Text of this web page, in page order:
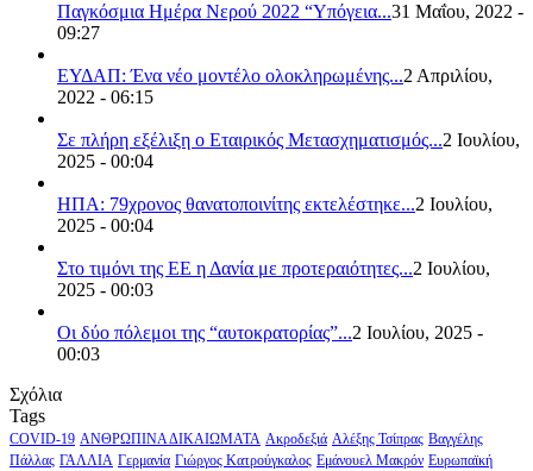
Παγκόσμια Ημέρα Νερού 2022 “Υπόγεια...31 Μαΐου, 2022 -
09:27
ΕΥΔΑΠ: Ένα νέο μοντέλο ολοκληρωμένης...2 Απριλίου,
2022 - 06:15
Σε πλήρη εξέλιξη ο Εταιρικός Μετασχηματισμός...2 Ιουλίου,
2025 - 00:04
ΗΠΑ: 79χρονος θανατοποινίτης εκτελέστηκε...2 Ιουλίου,
2025 - 00:04
Στο τιμόνι της ΕΕ η Δανία με προτεραιότητες...2 Ιουλίου,
2025 - 00:03
Οι δύο πόλεμοι της “αυτοκρατορίας”...2 Ιουλίου, 2025 -
00:03
Σχόλια
Tags
COVID-19 ΑΝΘΡΩΠΙΝΑ ΔΙΚΑΙΩΜΑΤΑ Ακροδεξιά Αλέξης Τσίπρας Βαγγέλης
Πάλλας ΓΑΛΛΙΑ Γερμανία Γιώργος Κατρούγκαλος Εμάνουελ Μακρόν Ευρωπαϊκή